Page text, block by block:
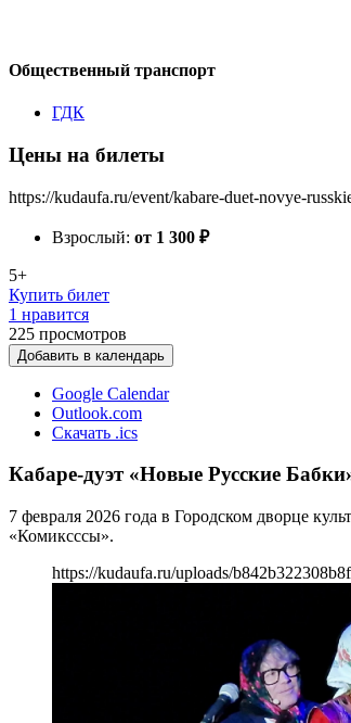
Общественный транспорт
ГДК
Цены на билеты
https://kudaufa.ru/event/kabare-duet-novye-
Взрослый: от 1 300 ₽
5+
Купить билет
1 нравится
225 просмотров
Добавить в календарь
Google Calendar
Outlook.com
Скачать .ics
Кабаре-дуэт «Новые Русские
7 февраля 2026 года в Городском дворце
«Комиксссы».
https://kudaufa.ru/uploads/